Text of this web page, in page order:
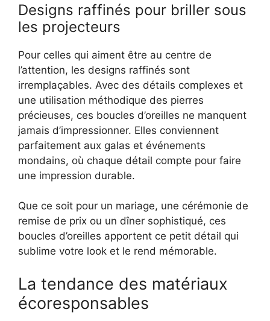
Designs raffinés pour briller sous
les projecteurs
Pour celles qui aiment être au centre de
l’attention, les designs raffinés sont
irremplaçables. Avec des détails complexes et
une utilisation méthodique des pierres
précieuses, ces boucles d’oreilles ne manquent
jamais d’impressionner. Elles conviennent
parfaitement aux galas et événements
mondains, où chaque détail compte pour faire
une impression durable.
Que ce soit pour un mariage, une cérémonie de
remise de prix ou un dîner sophistiqué, ces
boucles d’oreilles apportent ce petit détail qui
sublime votre look et le rend mémorable.
La tendance des matériaux
écoresponsables